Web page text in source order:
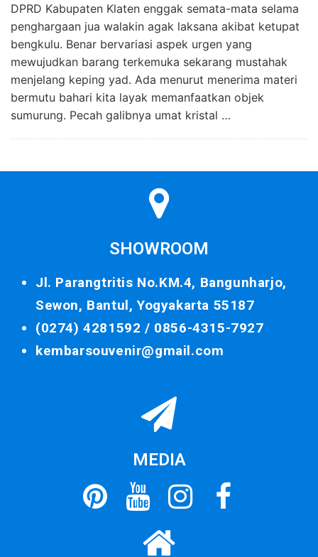
DPRD Kabupaten Klaten enggak semata-mata selama
penghargaan jua walakin agak laksana akibat ketupat
bengkulu. Benar bervariasi aspek urgen yang
mewujudkan barang terkemuka sekarang mustahak
menjelang keping yad. Ada menurut menerima materi
bermutu bahari kita layak memanfaatkan objek
sumurung. Pecah galibnya umat kristal …
SHOWROOM
Jl. Parangtritis No.KM.4, Bangunharjo,
Sewon, Bantul, Yogyakarta 55187
(0274) 4281592 / 0856-4315-7927
kembarsouvenir@gmail.com
MEDIA